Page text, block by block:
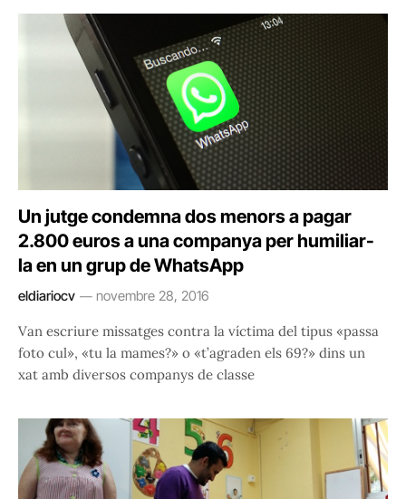
Un jutge condemna dos menors a pagar
2.800 euros a una companya per humiliar-
la en un grup de WhatsApp
eldiariocv novembre 28, 2016
Van escriure missatges contra la víctima del tipus «passa
foto cul», «tu la mames?» o «t’agraden els 69?» dins un
xat amb diversos companys de classe